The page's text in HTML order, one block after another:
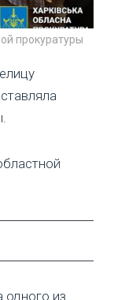
прокуратуры
одного из